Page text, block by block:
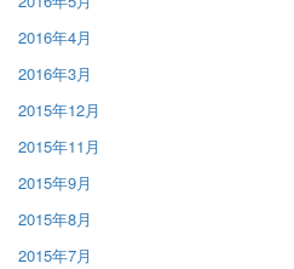
2016年4月
2016年3月
2015年12月
2015年11月
2015年9月
2015年8月
2015年7月